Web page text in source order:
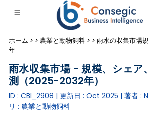
・金融・保険• 消費財 • エネルギ
ホーム > > 農業と動物飼料 > > 雨水の収集市場
年
雨水収集市場 - 規模、シェア
測（2025-2032年）
ID : CBI_2908 | 更新日 : Oct 2025 | 著者 :
リ : 農業と動物飼料